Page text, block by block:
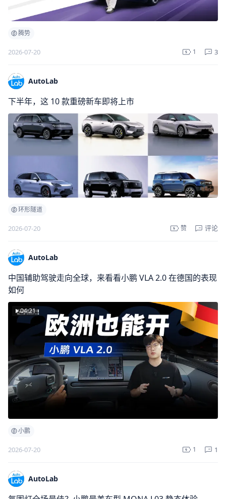
腾势
2026-07-20 1 3
AutoLab
下半年，这 10 款重磅新车即将上市
环形隧道
2026-07-20 赞 评论
AutoLab
中国辅助驾驶走向全球，来看看小鹏 VLA 2.0 在德国的表现
如何
04:21
小鹏
2026-07-20 1 1
AutoLab